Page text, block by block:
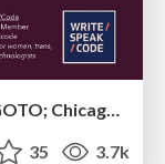
Refactoring Trust on Your Teams (GOTO; Chicago 2020)
35 3.7k